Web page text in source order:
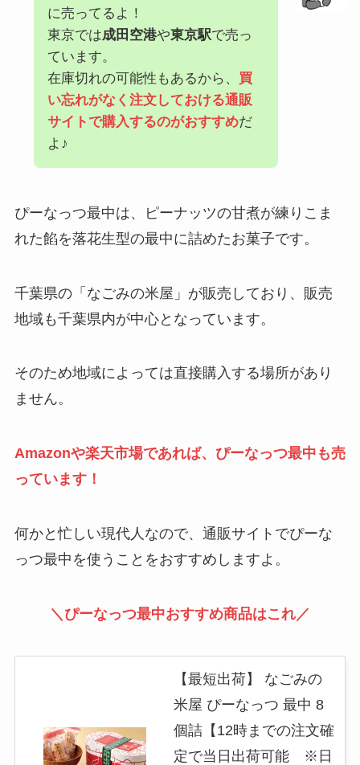
に売ってるよ！
東京では成田空港や東京駅で売っ
ています。
在庫切れの可能性もあるから、 買
い忘れがなく注文しておける通販
サイトで購入するのがおすすめだ
よ♪
ぴーなっつ最中は、ピーナッツの甘煮が練りこま
れた餡を落花生型の最中に詰めたお菓子です。
千葉県の「なごみの米屋」が販売しており、販売
地域も千葉県内が中心となっています。
そのため地域によっては直接購入する場所があり
ません。
Amazonや楽天市場であれば、ぴーなっつ最中も売
っています！
何かと忙しい現代人なので、通販サイトでぴーな
っつ最中を使うことをおすすめしますよ。
＼ぴーなっつ最中おすすめ商品はこれ／
【最短出荷】 なごみの
米屋 ぴーなっつ 最中 8
個詰【12時までの注文確
定で当日出荷可能 ※日